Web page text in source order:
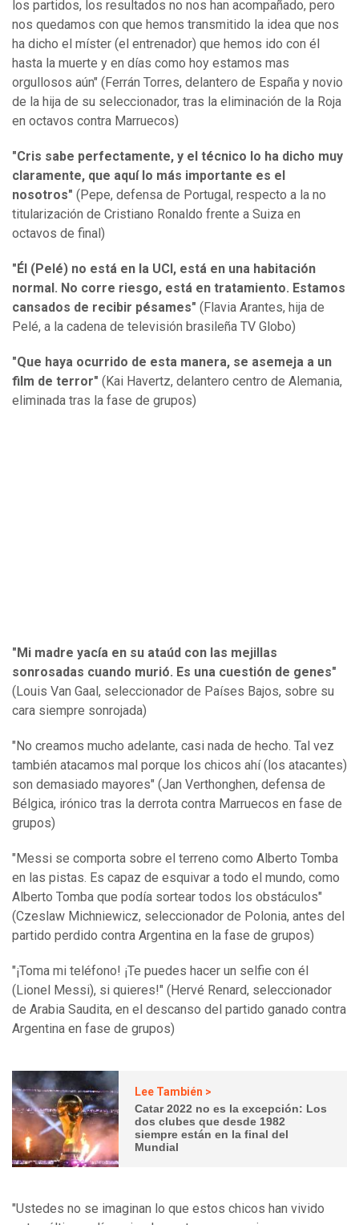
los partidos, los resultados no nos han acompañado, pero
nos quedamos con que hemos transmitido la idea que nos
ha dicho el míster (el entrenador) que hemos ido con él
hasta la muerte y en días como hoy estamos mas
orgullosos aún" (Ferrán Torres, delantero de España y novio
de la hija de su seleccionador, tras la eliminación de la Roja
en octavos contra Marruecos)
"Cris sabe perfectamente, y el técnico lo ha dicho muy
claramente, que aquí lo más importante es el
nosotros" (Pepe, defensa de Portugal, respecto a la no
titularización de Cristiano Ronaldo frente a Suiza en
octavos de final)
"Él (Pelé) no está en la UCI, está en una habitación
normal. No corre riesgo, está en tratamiento. Estamos
cansados de recibir pésames" (Flavia Arantes, hija de
Pelé, a la cadena de televisión brasileña TV Globo)
"Que haya ocurrido de esta manera, se asemeja a un
film de terror" (Kai Havertz, delantero centro de Alemania,
eliminada tras la fase de grupos)
"Mi madre yacía en su ataúd con las mejillas
sonrosadas cuando murió. Es una cuestión de genes"
(Louis Van Gaal, seleccionador de Países Bajos, sobre su
cara siempre sonrojada)
"No creamos mucho adelante, casi nada de hecho. Tal vez
también atacamos mal porque los chicos ahí (los atacantes)
son demasiado mayores" (Jan Verthonghen, defensa de
Bélgica, irónico tras la derrota contra Marruecos en fase de
grupos)
"Messi se comporta sobre el terreno como Alberto Tomba
en las pistas. Es capaz de esquivar a todo el mundo, como
Alberto Tomba que podía sortear todos los obstáculos"
(Czeslaw Michniewicz, seleccionador de Polonia, antes del
partido perdido contra Argentina en la fase de grupos)
"¡Toma mi teléfono! ¡Te puedes hacer un selfie con él
(Lionel Messi), si quieres!" (Hervé Renard, seleccionador
de Arabia Saudita, en el descanso del partido ganado contra
Argentina en fase de grupos)
Lee También >
Catar 2022 no es la excepción: Los
dos clubes que desde 1982
siempre están en la final del
Mundial
"Ustedes no se imaginan lo que estos chicos han vivido